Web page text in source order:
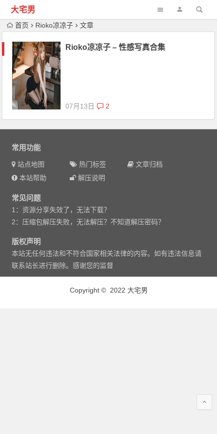
大宅男
首页 Rioko凉凉子 文章
Rioko凉凉子 – 性感写真合集
07月13日 2
常用功能
站点地图 热门标签
文章归档
本站帮助
解压说明
常见问题
1：资源分享失效了，无法下载？
2：压缩包解压失败，无法解压？不知道解压密码？
版权声明
本站无任何违法和不符合国家相关法律的内容。如有违法信息请
联系站长进行删除。感谢您的监督
Copyright © 2022 大宅男